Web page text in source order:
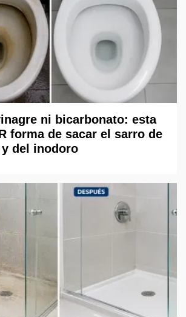
ni bicarbonato: esta
forma de sacar el sarro de
del inodoro